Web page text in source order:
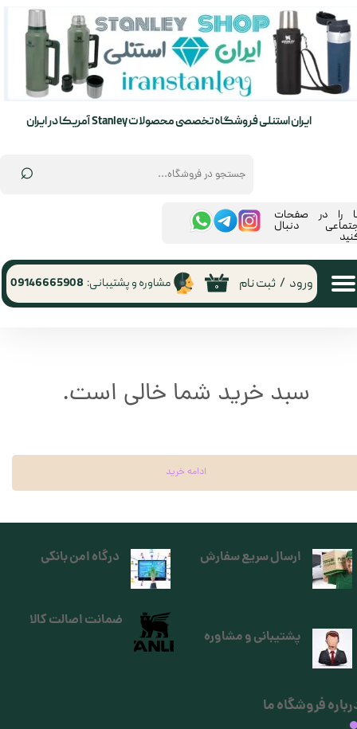
⌕
ایران استنلی فروشگاه تخصصی محصولات Stanley آمریکا در ایران
۰ ورود / ثبت نام
حساب کاربری من
تغییر گذر واژه
مشاوره و پشتیبانی: 09146665908
را در صفحات
دنبال
سبد خرید شما خالی است.
ادامه خرید
ارسال سریع سفارش
فروشگاه ما
درگاه امن بانکی
پشتیبانی و مشاوره
ضمانت اصالت کالا